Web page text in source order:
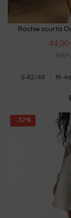
Rochie scurta
44.00
S-42/44 M-
- 37%